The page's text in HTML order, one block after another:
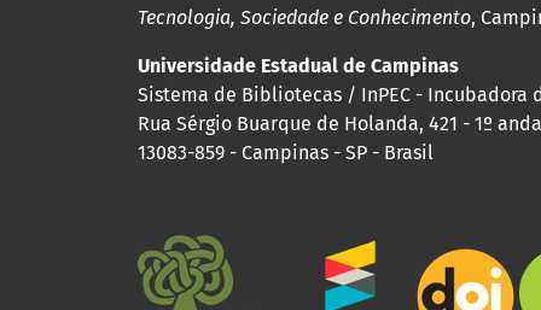
Tecnologia, Sociedade e Conhecimento,
Universidade Estadual de Campinas
Sistema de Bibliotecas / InPEC - Incubadora
Rua Sérgio Buarque de Holanda, 421 - 1º
13083-859 - Campinas - SP - Brasil